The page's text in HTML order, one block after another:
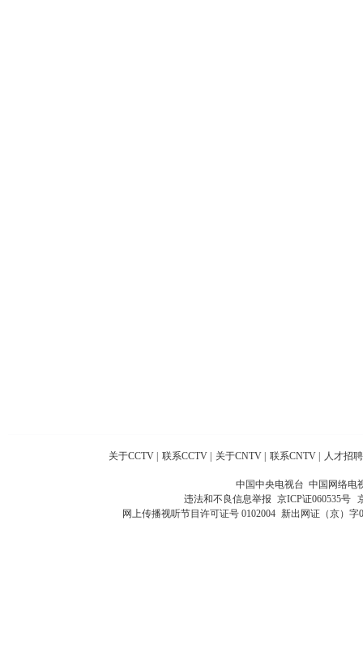
关于CCTV 联系CCTV 关于CNTV 联系CNTV 人才招聘
中国中央电视台 中国网络电
违法和不良信息举报 京ICP证060535号
网上传播视听节目许可证号 0102004 新出网证（京）